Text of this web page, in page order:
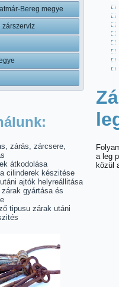
Bereg megye
zárszerviz
zárás, zárcsere,
átkodolása
cilinderek készitése
ajtók helyreállitása
zárak gyártása és
tipusu zárak utáni
a leg
közül